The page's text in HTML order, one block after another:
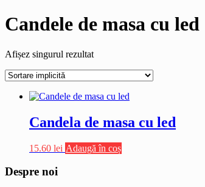
Candele de masa cu led
Afișez singurul rezultat
Candela de masa cu led
15.60 lei Adaugă în coș
Despre noi